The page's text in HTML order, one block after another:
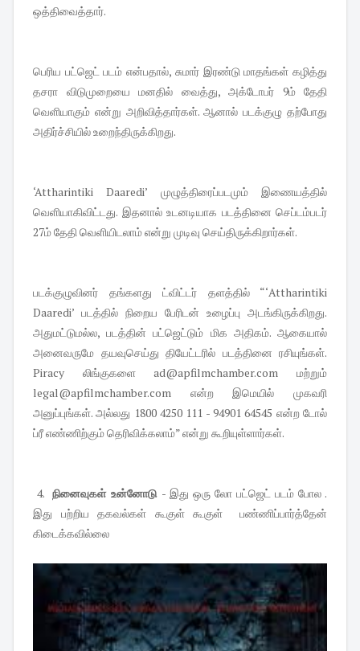
ஒத்திவைத்தார்.
பெரிய பட்ஜெட் படம் என்பதால், சுமார் இரண்டு மாதங்கள் கழித்து
தசரா விடுமுறையை மனதில் வைத்து, அக்டோபர் 9ம் தேதி
வெளியாகும் என்று அறிவித்தார்கள். ஆனால் படக்குழு தற்போது
அதிர்ச்சியில் உறைந்திருக்கிறது.
‘Attharintiki Daaredi’ முழுத்திரைப்படமும் இணையத்தில்
வெளியாகிவிட்டது. இதனால் உடனடியாக படத்தினை செப்டம்படர்
27ம் தேதி வெளியிடலாம் என்று முடிவு செய்திருக்கிறார்கள்.
படக்குழுவினர் தங்களது ட்விட்டர் தளத்தில் “‘Attharintiki
Daaredi’ படத்தில் நிறைய பேரிடன் உழைப்பு அடங்கிருக்கிறது.
அதுமட்டுமல்ல, படத்தின் பட்ஜெட்டும் மிக அதிகம். ஆகையால்
அனைவருமே தயவுசெய்து தியேட்டரில் படத்தினை ரசியுங்கள்.
Piracy லிங்குகளைad@apfilmchamber.com மற்றும்
legal@apfilmchamber.com என்ற இமெயில் முகவரி
அனுப்புங்கள். அல்லது 1800 4250 111 - 94901 64545 என்ற டோல்
ப்ரீ எண்ணிற்கும் தெரிவிக்கலாம்” என்று கூறியுள்ளார்கள்.
4. நினைவுகள் உன்னோடு - இது ஒரு லோ பட்ஜெட் படம் போல .
இது பற்றிய தகவல்கள் கூகுள் கூகுள் பண்ணிப்பார்த்தேன்
கிடைக்கவில்லை